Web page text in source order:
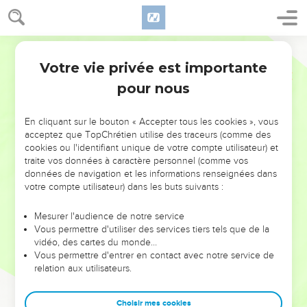
NE MANQUEZ PAS L’ÉVÉNEMENT
DE L’ANNÉE !
ET SI LEURS ERREURS POUVAIENT VOUS ÉVITER LES
VOTRES ?
leur foi ou leur vision. Mais on voit moins les doutes, les erreurs
et les saisons difficiles qu'ils ont traversés, alors même que ce
sont elles qui les ont façonnés.
Dans cette conférence, leaders, entrepreneurs, et responsables
clés pour avancer avec plus de sagesse afin que leurs erreurs
Votre vie privée est importante
pour nous
En cliquant sur le bouton « Accepter tous les cookies », vous
acceptez que TopChrétien utilise des traceurs (comme des
cookies ou l'identifiant unique de votre compte utilisateur) et
traite vos données à caractère personnel (comme vos
données de navigation et les informations renseignées dans
votre compte utilisateur) dans les buts suivants :
Mesurer l'audience de notre service
Vous permettre d'utiliser des services tiers tels que de la
vidéo, des cartes du monde…
Vous permettre d'entrer en contact avec notre service de
relation aux utilisateurs.
Choisir mes cookies